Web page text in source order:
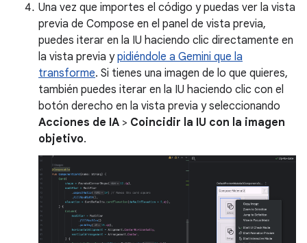
Una vez que importes el código y puedas ver la vista
previa de Compose en el panel de vista previa,
puedes iterar en la IU haciendo clic directamente en
la vista previa ypidiéndole a Gemini que la
transforme. Si tienes una imagen de lo que quieres,
también puedes iterar en la IU haciendo clic con el
botón derecho en la vista previa y seleccionando
Acciones de IA > Coincidir la IU con la imagen
objetivo.